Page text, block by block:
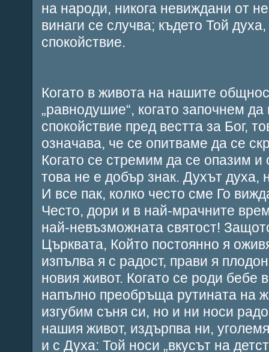
на народи, никога невиждани от
винаги се случва; където Той
спокойствие.
Когато в живота на нашите
„равнодушие“, когато започнем
спокойствие пред вестта за Бог,
означава, че се опитваме да се
Когато се стремим да се опазим
това не е добър знак. Духът духа,
И все пак, колко често сме Го
Често, дори и в най-мрачните
най-невъзможната святост!
Църквата, Който постоянно я
изпълва я с радост, прави я
новия живот. Когато се роди бебе
напълно преобръща рутината на
изгубим съня си, но и ни носи
нашия живот, издърпва ни,
и с Духа: Той носи „вкусът на